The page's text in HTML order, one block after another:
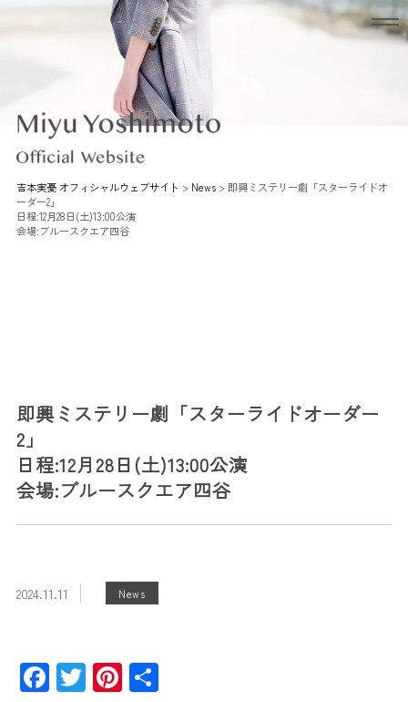
吉本実憂 オフィシャルウェブサイト > News> 即興ミステリー劇「スターライドオ
ーダー2」
日程:12月28日(土)13:00公演
会場:ブルースクエア四谷
即興ミステリー劇「スターライドオーダー
2」
日程:12月28日(土)13:00公演
会場:ブルースクエア四谷
2024.11.11 News
Facebook
TwitterPinterest
共